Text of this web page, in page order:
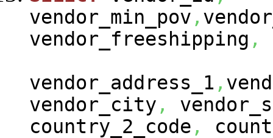
vendor_min_pov ,
vendor_freeshipping ,
vendor_address_1 ,
vendor_city ,
country_2_code ,